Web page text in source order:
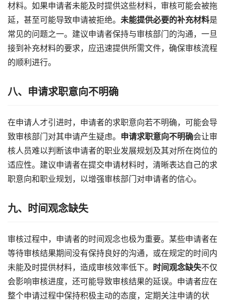
材料。如果申请者未能及时提供这些材料，审核可能会被拖
延，甚至可能导致申请被拒绝。 未能提供必要的补充材料是
常见的问题之一。建议申请者保持与审核部门的沟通，一旦
接到补充材料的要求，应迅速提供所需文件，确保审核流程
的顺利进行。
八、申请求职意向不明确
在申请人才引进时，申请者的求职意向若不明确，可能会导
致审核部门对其申请产生疑虑。 申请求职意向不明确会让审
核人员难以判断该申请者的职业发展规划及其对所在岗位的
适应性。建议申请者在提交申请材料时，清晰表达自己的求
职意向和职业规划，以增强审核部门对申请者的信心。
九、时间观念缺失
审核过程中，申请者的时间观念也极为重要。某些申请者在
等待审核结果期间没有保持良好的沟通，或在规定的时间内
未能及时提供材料，造成审核效率低下。 时间观念缺失不仅
会影响审核进度，还可能导致审核结果的延误。申请者应在
整个申请过程中保持积极主动的态度，定期关注申请的状